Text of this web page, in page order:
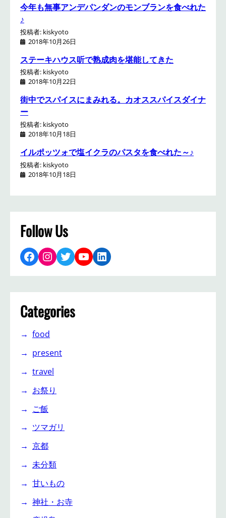
今年も無事アンデパンダンのモンブランを食べれた
♪
投稿者: kiskyoto
2018年10月26日
ステーキハウス听で熟成肉を堪能してきた
投稿者: kiskyoto
2018年10月22日
街中でスパイスにまみれる。カオススパイスダイナ
ー
投稿者: kiskyoto
2018年10月18日
イルポッツォで塩イクラのパスタを食べれた～♪
投稿者: kiskyoto
2018年10月18日
Follow Us
Facebook Instagram Twitter YouTube LinkedIn
Categories
food
present
travel
お祭り
ご飯
ツマガリ
京都
未分類
甘いもの
神社・お寺